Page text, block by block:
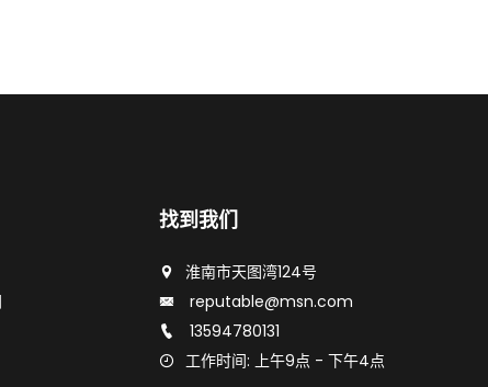
找到我们
淮南市天图湾124号
reputable@msn.com
13594780131
工作时间: 上午9点 - 下午4点